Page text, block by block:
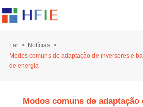
Lar
Notícias
Modos comuns de adaptação de inversores e
de energia
Modos comuns de